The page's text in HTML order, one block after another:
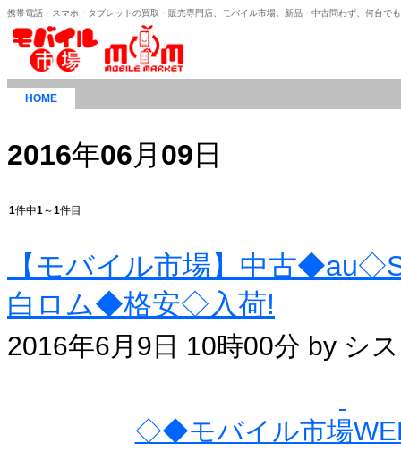
携帯電話・スマホ・タブレットの買取・販売専門店、モバイル市場。新品・中古問わず、何台で
HOME
2016年06月 09 日
1件中1～1件目
【モバイル市場】中古
白ロム◆格安◇入荷!
2016年6月9日 10時00分 by シ
◇◆モバイル市場